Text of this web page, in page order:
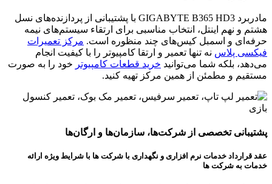
مادربرد GIGABYTE B365 HD3 با پشتیبانی از پردازنده‌های نسل
هشتم و نهم اینتل، انتخاب مناسبی برای ارتقاء سیستم‌های نیمه‌
حرفه‌ای و اسمبل کیس‌های چند منظوره است. مرکز تعمیرات
فیکسی پلاس نه تنها تعمیر و ارتقا کامپیوتر را با کیفیت انجام
می‌دهد، بلکه شما می‌توانید خرید قطعات کامپیوتر خود را به‌ صورت
مستقیم و مطمئن از همین مرکز تهیه کنید.
پشتیبانی تخصصی از شرکت‌ها، سازمان‌ها و ارگان‌ها
عقد قرارداد خدمات نرم افزاری و نگهداری با شرکت ها با شرایط ویژه ارائه
خدمات به شرکت ها